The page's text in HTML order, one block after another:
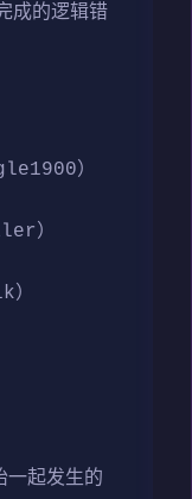
的逻辑错
）
）
）
一起发生的